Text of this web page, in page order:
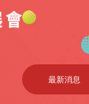
最新消息